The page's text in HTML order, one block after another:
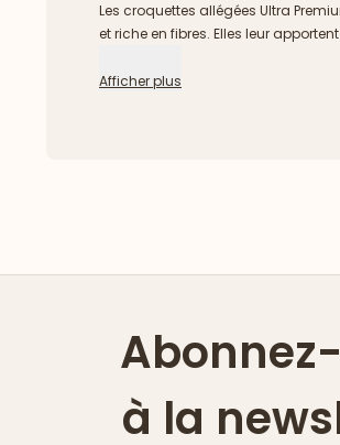
Les croquettes allégées Ultra
et riche en fibres. Elles leur
Afficher plus
à la